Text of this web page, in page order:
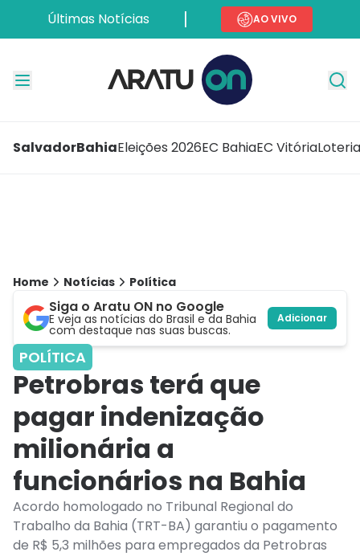
Últimas Notícias AO VIVO
SalvadorBahiaEleições 2026EC BahiaEC Vitória
Home Notícias Política
Siga o Aratu ON no Google
E veja as notícias do Brasil e da Bahia
com destaque nas suas buscas.
Adicionar
POLÍTICA
Petrobras terá que
pagar indenização
milionária a
funcionários na Bahia
Acordo homologado no Tribunal Regional do
Trabalho da Bahia (TRT-BA) garantiu o pagamento
de R$ 5,3 milhões para empregados da Petrobras